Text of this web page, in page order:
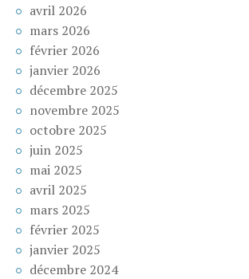
avril 2026
mars 2026
février 2026
janvier 2026
décembre 2025
novembre 2025
octobre 2025
juin 2025
mai 2025
avril 2025
mars 2025
février 2025
janvier 2025
décembre 2024